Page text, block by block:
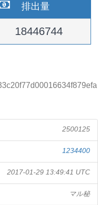
排出量
18446744
2500125
1234400
2017-01-29 13:49:41 UTC
マル秘